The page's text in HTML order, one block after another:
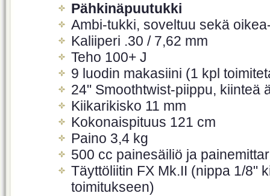
Pähkinäpuutukki
Ambi-tukki, soveltuu sekä
Kaliiperi .30 / 7,62 mm
Teho 100+ J
9 luodin makasiini (1 kpl
24" Smoothtwist-piippu, kiinteä
Kiikarikisko 11 mm
Kokonaispituus 121 cm
Paino 3,4 kg
500 cc painesäiliö ja
Täyttöliitin FX Mk.II (nippa 1/8"
toimitukseen)